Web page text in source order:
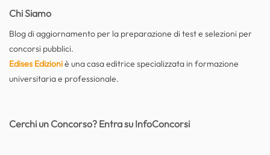
Chi Siamo
Blog di aggiornamento per la preparazione di test e selezioni per
concorsi pubblici.
Edises Edizioniè una casa editrice specializzata in formazione
universitaria e professionale.
Cerchi un Concorso? Entra su InfoConcorsi